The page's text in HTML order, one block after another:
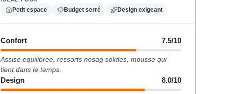
Petit espace Budget serré Design exigeant
Confort 7.5/10
Assise equilibree, ressorts nosag solides, mousse qui
tient dans le temps.
Design 8.0/10